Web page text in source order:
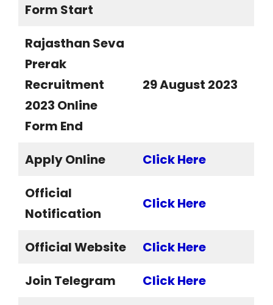
Form Start
Rajasthan Seva
Prerak
Recruitment
2023 Online
Form End
29 August 2023
Apply Online
Click Here
Official
Notification
Click Here
Official Website
Click Here
Join Telegram
Click Here